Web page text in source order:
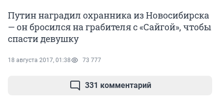
Путин наградил охранника из Новосибирска
— он бросился на грабителя с «Сайгой», чтобы
спасти девушку
18 августа 2017, 01:38 73 777
331 комментарий